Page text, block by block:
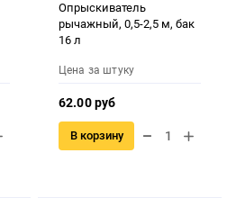
Опрыскиватель
рычажный, 0,5-2,5 м, бак
16 л
Цена за штуку
62.00 руб
В корзину